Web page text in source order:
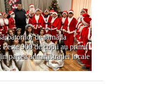
de iarnă la
Peste 900 de copii au primit
partea administrației locale